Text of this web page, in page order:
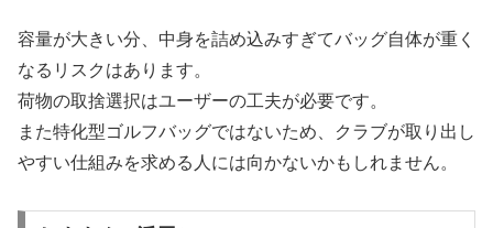
容量が大きい分、中身を詰め込みすぎてバッグ自体が重く
なるリスクはあります。
荷物の取捨選択はユーザーの工夫が必要です。
また特化型ゴルフバッグではないため、クラブが取り出し
やすい仕組みを求める人には向かないかもしれません。